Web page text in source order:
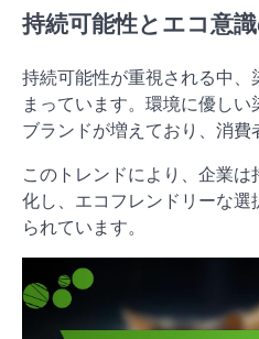
持続可能性とエコ意
持続可能性が重視される中
まっています。環境に優し
ブランドが増えており、消費
このトレンドにより、企業
化し、エコフレンドリーな
られています。